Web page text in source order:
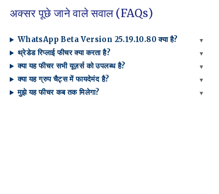
अक्सर पूछे जाने वाले सवाल (FAQs)
WhatsApp Beta Version 25.19.10.80 क्या है?
थ्रेडेड रिप्लाई फीचर क्या करता है?
क्या यह फीचर सभी यूज़र्स को उपलब्ध है?
क्या यह ग्रुप चैट्स में फायदेमंद है?
मुझे यह फीचर कब तक मिलेगा?